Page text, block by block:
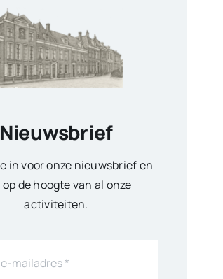
Nieuwsbrief
in voor onze nieuwsbrief en
de hoogte van al onze
activiteiten.